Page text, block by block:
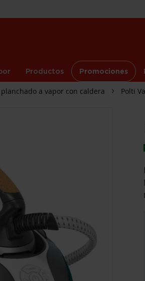
Productos Promociones
a vapor con caldera Polti